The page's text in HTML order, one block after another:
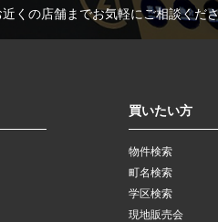
くの店舗までお気軽にご相談く
買いたい方
物件検索
町名検索
学区検索
現地販売会